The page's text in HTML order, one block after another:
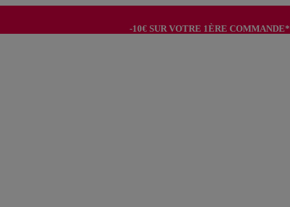
-10€ SUR VOTRE 1ÈRE COMMANDE*